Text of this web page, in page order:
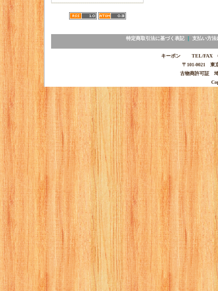
特定商取引法に基づく表記｜ 支払い方法
キーポン TEL/FAX
〒101-0021 東
古物商許可証